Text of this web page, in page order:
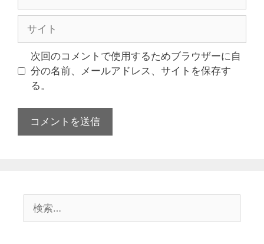
次回のコメントで使用するためブラウザーに自
分の名前、メールアドレス、サイトを保存す
る。